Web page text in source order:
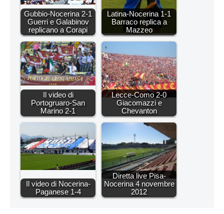
Gubbio-Nocerina 2-1
Guerri e Galabinov
replicano a Corapi
Latina-Nocerina 1-1
Barraco replica a
Mazzeo
Il video di
Portogruaro-San
Marino 2-1
Lecce-Como 2-0
Giacomazzi e
Chevanton
Il video di Nocerina-
Paganese 1-4
Diretta live Pisa-
Nocerina 4 novembre
2012